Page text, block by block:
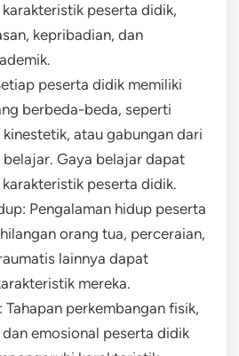
peserta didik,
kepribadian, dan
peserta didik memiliki
berbeda-beda, seperti
atau gabungan dari
Gaya belajar dapat
peserta didik.
Pengalaman hidup peserta
orang tua, perceraian,
lainnya dapat
mereka.
Tahapan perkembangan fisik,
emosional peserta didik